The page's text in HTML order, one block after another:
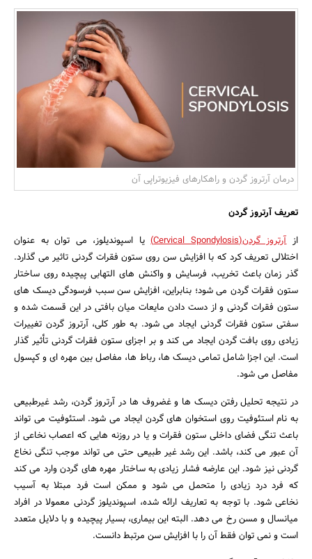
بانک، بیمه و سرمایه
مسکن و ساختمان
درمان آرتروز گردن و راهکارهای فیزیوتراپی آن
تعریف آرتروز گردن
ازآرتروز گردن(Cervical Spondylosis)
یا اسپوندیلوز، می توان به عنوان
اختلالی تعریف کرد که با افزایش سن روی ستون فقرات گردنی تاثیر می گذارد.
گذر زمان باعث تخریب، فرسایش و واکنش های التهابی پیچیده روی ساختار
ستون فقرات گردن می شود؛ بنابراین، افزایش سن سبب فرسودگی دیسک های
ستون فقرات گردنی و از دست دادن مایعات میان بافتی در این قسمت شده و
سفتی ستون فقرات گردنی ایجاد می شود. به طور کلی، آرتروز گردن تغییرات
زیادی روی بافت گردن ایجاد می کند و بر اجزای ستون فقرات گردنی تأثیر گذار
است. این اجزا شامل تمامی دیسک ها، رباط ها، مفاصل بین مهره ای و کپسول
مفاصل می شود.
در نتیجه تحلیل رفتن دیسک ها و غضروف ها در آرتروز گردن، رشد غیرطبیعی
به نام استئوفیت روی استخوان های گردن ایجاد می شود. استئوفیت می تواند
باعث تنگی فضای داخلی ستون فقرات و یا در روزنه هایی که اعصاب نخاعی از
آن عبور می کند، باشد. این رشد غیر طبیعی حتی می تواند موجب تنگی نخاع
گردنی نیز شود. این عارضه فشار زیادی به ساختار مهره های گردن وارد می کند
که فرد درد زیادی را متحمل می شود و ممکن است فرد مبتلا به آسیب
نخاعی شود. با توجه به تعاریف ارائه شده، اسپوندیلوز گردنی معمولا در افراد
میانسال و مسن رخ می دهد. البته این بیماری، بسیار پیچیده و با دلایل متعدد
است و نمی توان فقط آن را با افزایش سن مرتبط دانست.